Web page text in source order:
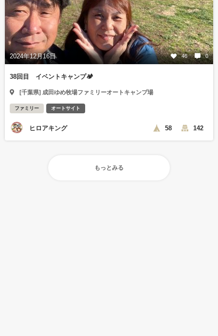
2024年12月16日 46 0
38回目 イベントキャンプ🏕️
[千葉県] 成田ゆめ牧場ファミリーオートキャンプ場
ファミリー オートサイト
ヒロアキング 58 142
もっとみる